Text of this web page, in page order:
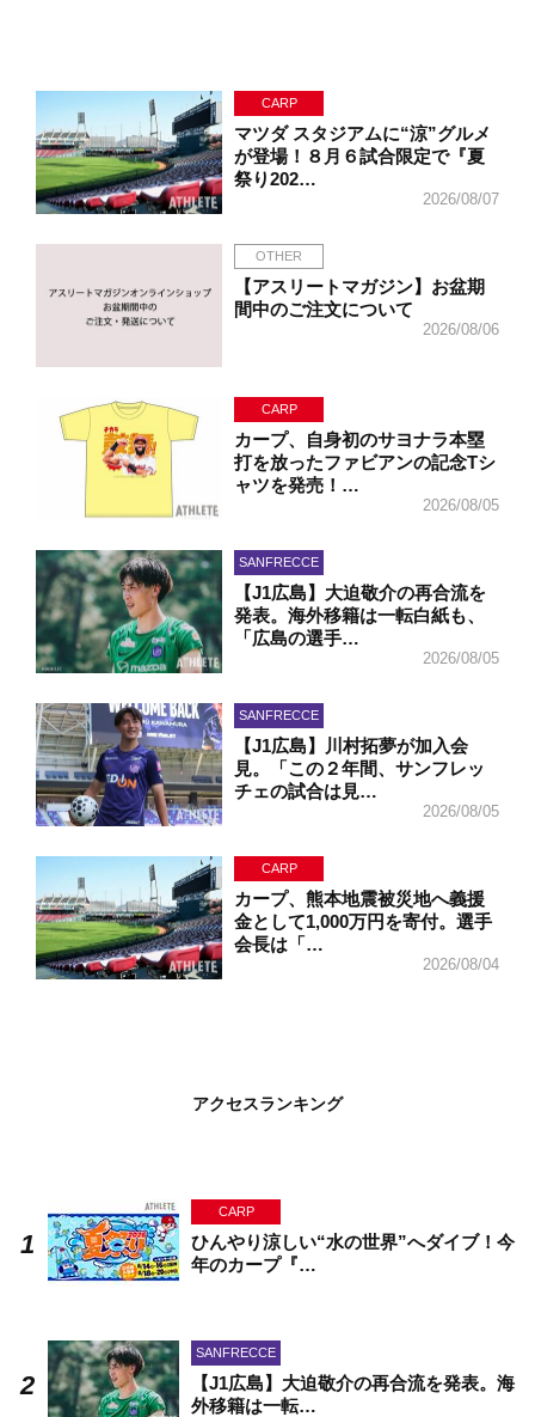
CARP
マツダ スタジアムに“涼”グルメ
が登場！８月６試合限定で『夏
祭り202…
2026/08/07
OTHER
【アスリートマガジン】お盆期
間中のご注文について
2026/08/06
CARP
カープ、自身初のサヨナラ本塁
打を放ったファビアンの記念Tシ
ャツを発売！…
2026/08/05
SANFRECCE
【J1広島】大迫敬介の再合流を
発表。海外移籍は一転白紙も、
「広島の選手…
2026/08/05
SANFRECCE
【J1広島】川村拓夢が加入会
見。「この２年間、サンフレッ
チェの試合は見…
2026/08/05
CARP
カープ、熊本地震被災地へ義援
金として1,000万円を寄付。選手
会長は「…
2026/08/04
アクセスランキング
CARP
ひんやり涼しい“水の世界”へダイブ！今
年のカープ『…
SANFRECCE
【J1広島】大迫敬介の再合流を発表。海
外移籍は一転…